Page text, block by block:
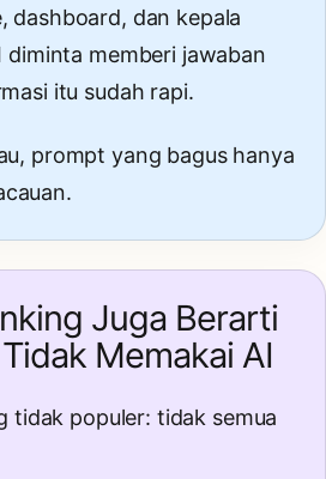
dashboard, dan kepala
diminta memberi jawaban
itu sudah rapi.
prompt yang bagus hanya
Juga Berarti
Memakai AI
tidak populer: tidak semua